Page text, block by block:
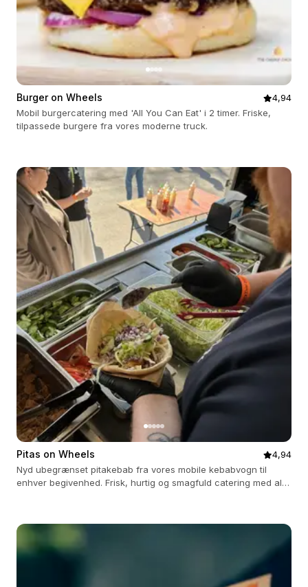
Burger on Wheels
4,94
Mobil burgercatering med 'All You Can Eat' i 2 timer. Friske,
tilpassede burgere fra vores moderne truck.
Pitas on Wheels
4,94
Nyd ubegrænset pitakebab fra vores mobile kebabvogn til
enhver begivenhed. Frisk, hurtig og smagfuld catering med alt